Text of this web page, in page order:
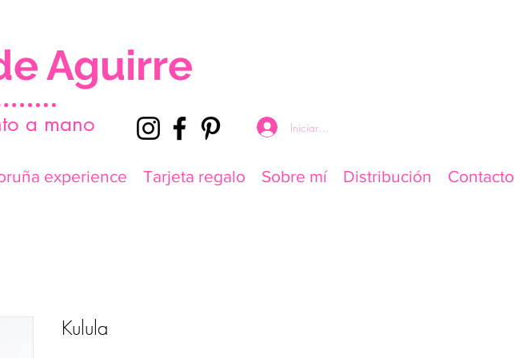
Aguirre
a mano Iniciar sesión
experience Tarjeta regalo Sobre mí Distribución Contacto
Kulula